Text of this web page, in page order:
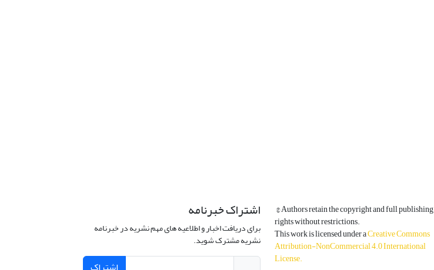
© Authors retain the copyright and full publishing
rights without restrictions.
This work is licensed under aCreative Commons
Attribution-NonCommercial 4.0 International
License.
اشتراک خبرنامه
برای دریافت اخبار و اطلاعیه های مهم نشریه در خبرنامه
نشریه مشترک شوید.